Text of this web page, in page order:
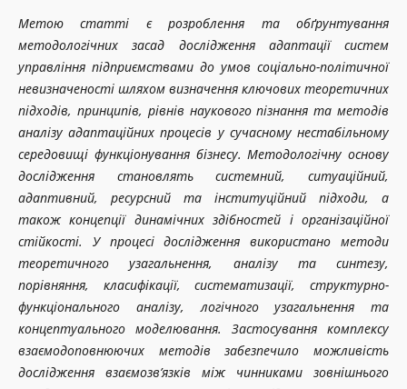
Метою статті є розроблення та обґрунтування
методологічних засад дослідження адаптації систем
управління підприємствами до умов соціально-політичної
невизначеності шляхом визначення ключових теоретичних
підходів, принципів, рівнів наукового пізнання та методів
аналізу адаптаційних процесів у сучасному нестабільному
середовищі функціонування бізнесу. Методологічну основу
дослідження становлять системний, ситуаційний,
адаптивний, ресурсний та інституційний підходи, а
також концепції динамічних здібностей і організаційної
стійкості. У процесі дослідження використано методи
теоретичного узагальнення, аналізу та синтезу,
порівняння, класифікації, систематизації, структурно-
функціонального аналізу, логічного узагальнення та
концептуального моделювання. Застосування комплексу
взаємодоповнюючих методів забезпечило можливість
дослідження взаємозв’язків між чинниками зовнішнього